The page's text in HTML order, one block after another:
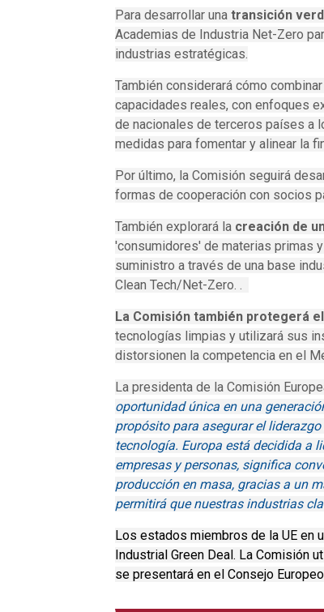
Para desarrollar una transición
Academias de Industria Net-Zero
industrias estratégicas.
También considerará cómo combinar
capacidades reales, con enfoques
de nacionales de terceros países a
medidas para fomentar y alinear la
Por último, la Comisión seguirá
formas de cooperación con socios
También explorará la creación de
'consumidores' de materias primas
suministro a través de una base
Clean Tech/Net-Zero. .
La Comisión también protegerá
tecnologías limpias y utilizará sus
distorsionen la competencia en el
La presidenta de la Comisión
oportunidad única en una
propósito para asegurar el
tecnología. Europa está decidida a
empresas y personas, significa
producción en masa, gracias a un
permitirá que nuestras industrias
Los estados miembros de la UE en
Industrial Green Deal. La Comisión
se presentará en el Consejo